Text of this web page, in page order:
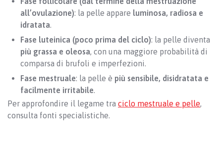
all’ovulazione): la pelle appare luminosa, radiosa e
idratata.
Fase luteinica (poco prima del ciclo): la pelle diventa
più grassa e oleosa, con una maggiore probabilità di
comparsa di brufoli e imperfezioni.
Fase mestruale: la pelle è più sensibile, disidratata e
facilmente irritabile.
Per approfondire il legame tra ciclo mestruale e pelle,
consulta fonti specialistiche.